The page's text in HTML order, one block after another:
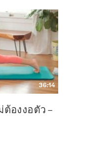
36:14
องงอตัว –